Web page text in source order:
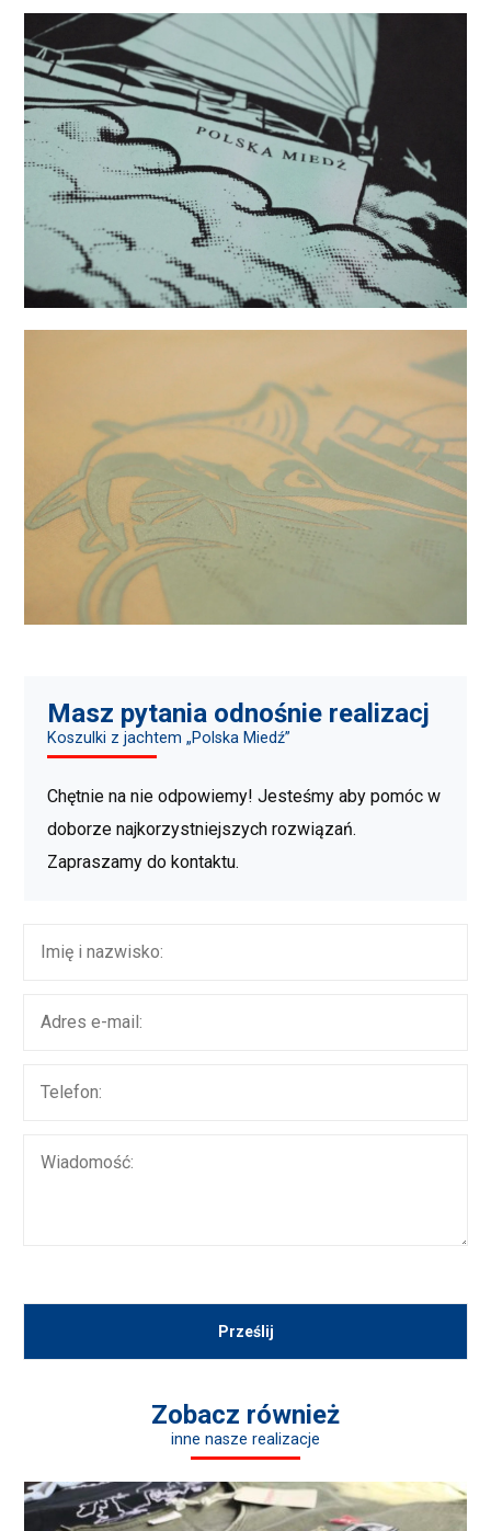
Masz pytania odnośnie realizacj
Koszulki z jachtem „Polska Miedź”
Chętnie na nie odpowiemy! Jesteśmy aby pomóc w
doborze najkorzystniejszych rozwiązań.
Zapraszamy do kontaktu.
Zobacz również
inne nasze realizacje